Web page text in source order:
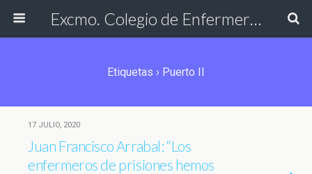
Excmo. Colegio de Enfermería de Cádiz
Etiquetas › Puerto II
17 JULIO, 2020
Juan Francisco Arrabal: “Los
enfermeros de prisiones hemos